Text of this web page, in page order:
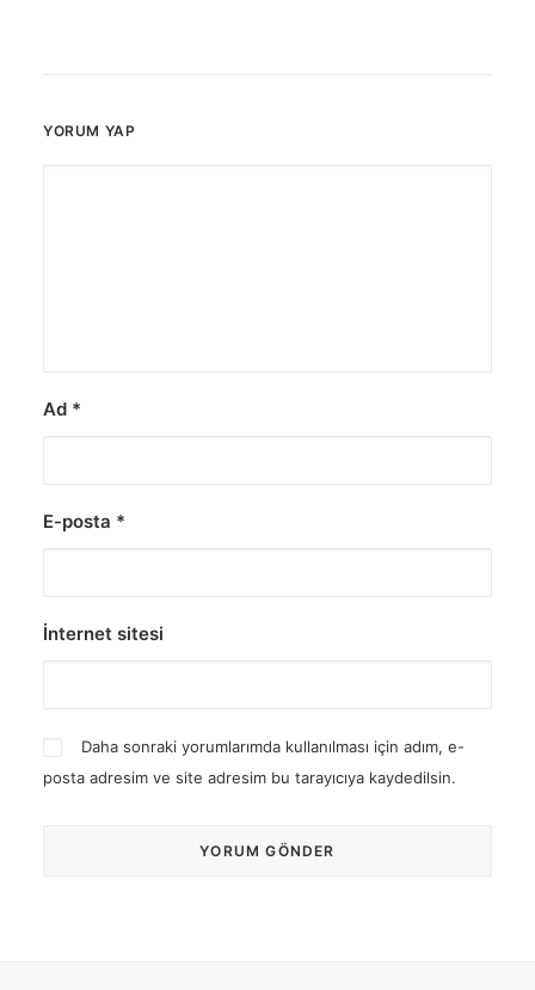
YORUM YAP
Ad *
E-posta *
İnternet sitesi
Daha sonraki yorumlarımda kullanılması için adım, e-
posta adresim ve site adresim bu tarayıcıya kaydedilsin.